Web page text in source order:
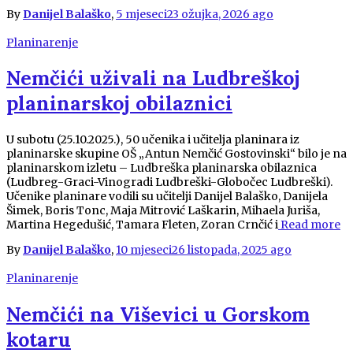
By Danijel Balaško, 5 mjeseci23 ožujka, 2026 ago
Planinarenje
Nemčići uživali na Ludbreškoj
planinarskoj obilaznici
U subotu (25.10.2025.), 50 učenika i učitelja planinara iz
planinarske skupine OŠ „Antun Nemčić Gostovinski“ bilo je na
planinarskom izletu – Ludbreška planinarska obilaznica
(Ludbreg-Graci-Vinogradi Ludbreški-Globočec Ludbreški).
Učenike planinare vodili su učitelji Danijel Balaško, Danijela
Šimek, Boris Tonc, Maja Mitrović Laškarin, Mihaela Juriša,
Martina Hegedušić, Tamara Fleten, Zoran Crnčić i Read more
By Danijel Balaško, 10 mjeseci26 listopada, 2025 ago
Planinarenje
Nemčići na Viševici u Gorskom
kotaru